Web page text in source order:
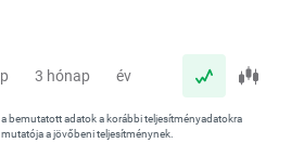
3 hónap év
bemutatott adatok a korábbi teljesítményadatokra
a jövőbeni teljesítménynek.